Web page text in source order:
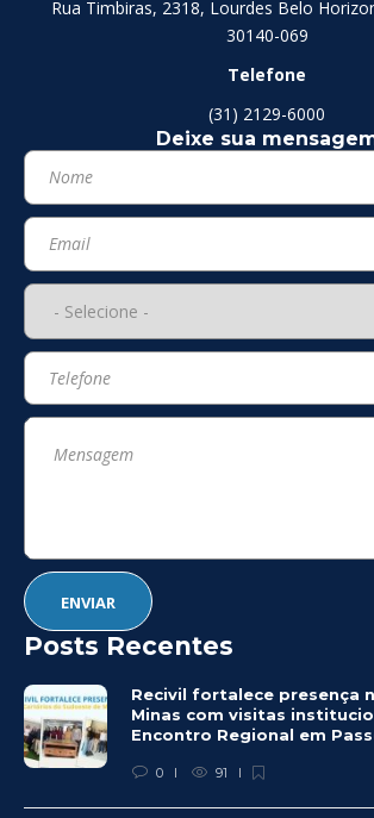
Rua Timbiras, 2318, Lourdes Belo
30140-069
Telefone
(31) 2129-6000
Deixe sua
Posts Recentes
Recivil fortalece presença
Minas com visitas
Encontro Regional em
0 91